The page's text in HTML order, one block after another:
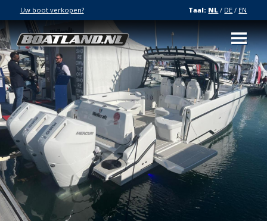
Uw boot verkopen? Taal: NL / DE / EN